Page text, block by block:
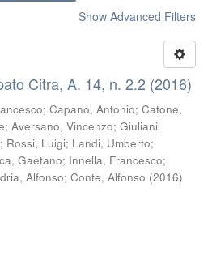
Show Advanced Filters
Citra, A. 14, n. 2.2 (2016)
; Capano, Antonio; Catone,
; Aversano, Vincenzo; Giuliani
; Rossi, Luigi; Landi, Umberto;
Gaetano; Innella, Francesco;
Alfonso; Conte, Alfonso (2016)